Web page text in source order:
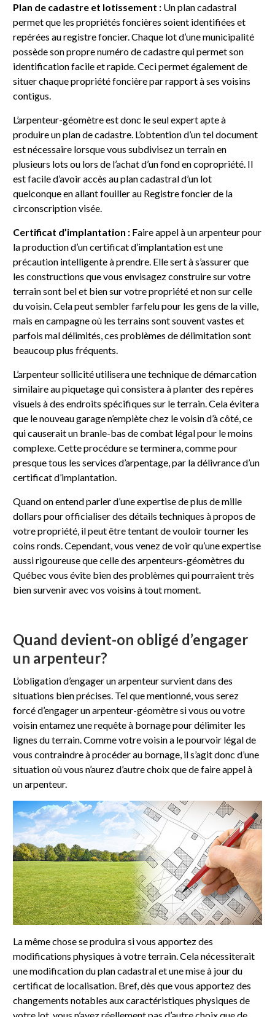
Plan de cadastre et lotissement : Un plan cadastral
permet que les propriétés foncières soient identifiées et
repérées au registre foncier. Chaque lot d’une municipalité
possède son propre numéro de cadastre qui permet son
identification facile et rapide. Ceci permet également de
situer chaque propriété foncière par rapport à ses voisins
contigus.
L’arpenteur-géomètre est donc le seul expert apte à
produire un plan de cadastre. L’obtention d’un tel document
est nécessaire lorsque vous subdivisez un terrain en
plusieurs lots ou lors de l’achat d’un fond en copropriété. Il
est facile d’avoir accès au plan cadastral d’un lot
quelconque en allant fouiller au Registre foncier de la
circonscription visée.
Certificat d’implantation : Faire appel à un arpenteur pour
la production d’un certificat d’implantation est une
précaution intelligente à prendre. Elle sert à s’assurer que
les constructions que vous envisagez construire sur votre
terrain sont bel et bien sur votre propriété et non sur celle
du voisin. Cela peut sembler farfelu pour les gens de la ville,
mais en campagne où les terrains sont souvent vastes et
parfois mal délimités, ces problèmes de délimitation sont
beaucoup plus fréquents.
L’arpenteur sollicité utilisera une technique de démarcation
similaire au piquetage qui consistera à planter des repères
visuels à des endroits spécifiques sur le terrain. Cela évitera
que le nouveau garage n’empiète chez le voisin d’à côté, ce
qui causerait un branle-bas de combat légal pour le moins
complexe. Cette procédure se terminera, comme pour
presque tous les services d’arpentage, par la délivrance d’un
certificat d’implantation.
Quand on entend parler d’une expertise de plus de mille
dollars pour officialiser des détails techniques à propos de
votre propriété, il peut être tentant de vouloir tourner les
coins ronds. Cependant, vous venez de voir qu’une expertise
aussi rigoureuse que celle des arpenteurs-géomètres du
Québec vous évite bien des problèmes qui pourraient très
bien survenir avec vos voisins à tout moment.
Quand devient-on obligé d’engager
un arpenteur?
L’obligation d’engager un arpenteur survient dans des
situations bien précises. Tel que mentionné, vous serez
forcé d’engager un arpenteur-géomètre si vous ou votre
voisin entamez une requête à bornage pour délimiter les
lignes du terrain. Comme votre voisin a le pourvoir légal de
vous contraindre à procéder au bornage, il s’agit donc d’une
situation où vous n’aurez d’autre choix que de faire appel à
un arpenteur.
La même chose se produira si vous apportez des
modifications physiques à votre terrain. Cela nécessiterait
une modification du plan cadastral et une mise à jour du
certificat de localisation. Bref, dès que vous apportez des
changements notables aux caractéristiques physiques de
votre lot, vous n’avez réellement pas d’autre choix que de